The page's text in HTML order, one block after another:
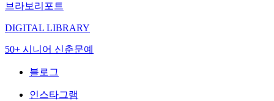
브라보리포트
DIGITAL LIBRARY
50+ 시니어 신춘문예
블로그
인스타그램